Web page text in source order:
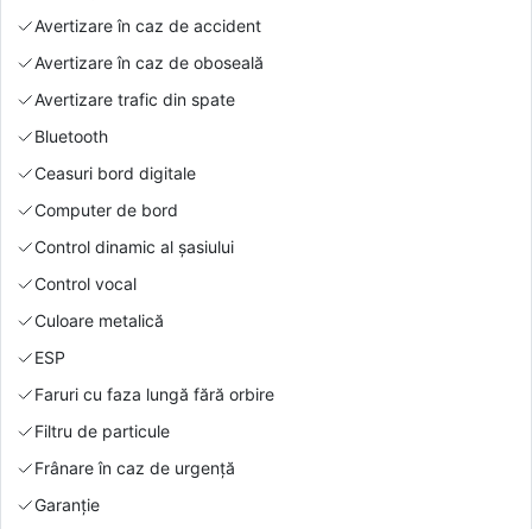
Avertizare în caz de accident
Avertizare în caz de oboseală
Avertizare trafic din spate
Bluetooth
Ceasuri bord digitale
Computer de bord
Control dinamic al șasiului
Control vocal
Culoare metalică
ESP
Faruri cu faza lungă fără orbire
Filtru de particule
Frânare în caz de urgență
Garanție